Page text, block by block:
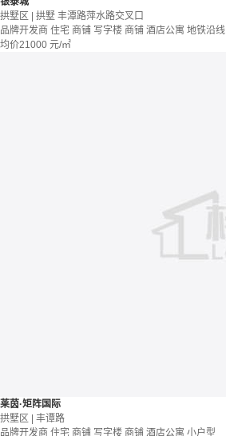
拱墅区 | 拱墅 丰潭路萍水路交叉口
品牌开发商 住宅 商铺 写字楼 商铺 酒店公寓 地铁沿线
均价21000 元/㎡
莱茵·矩阵国际
拱墅区 | 丰谭路
品牌开发商 住宅 商铺 写字楼 商铺 酒店公寓 小户型